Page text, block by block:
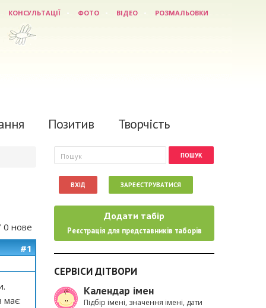
КОНСУЛЬТАЦІЇ ФОТО ВІДЕО РОЗМАЛЬОВКИ
Позитив Творчість
0 нове
#1
має:
Пошукова форма
Пошук
ВХІД ЗАРЕЄСТРУВАТИСЯ
Додати табір
Реєстрація для представників таборів
СЕРВІСИ ДІТВОРИ
Календар імен
Підбір імені, значення імені, дати